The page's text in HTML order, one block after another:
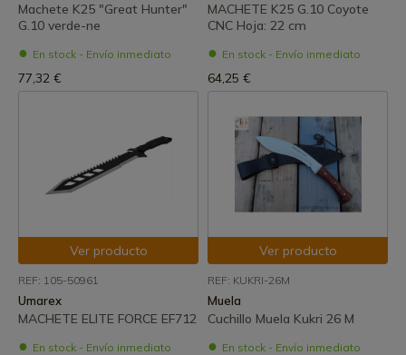
Machete K25 "Great Hunter"
G.10 verde-ne
En stock - Envío inmediato
77,32 €
MACHETE K25 G.10 Coyote
CNC Hoja: 22 cm
En stock - Envío inmediato
64,25 €
Ver producto
REF: 105-50961
Umarex
MACHETE ELITE FORCE EF712
En stock - Envío inmediato
Ver producto
REF: KUKRI-26M
Muela
Cuchillo Muela Kukri 26 M
En stock - Envío inmediato